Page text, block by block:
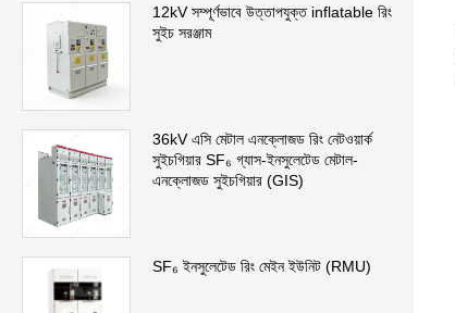
12kV সম্পূর্ণভাবে উত্তাপযুক্ত inflatable রিং
সুইচ সরঞ্জাম
36kV এসি মেটাল এনক্লোজড রিং নেটওয়ার্ক
সুইচগিয়ার SF₆ গ্যাস-ইনসুলেটেড মেটাল-
এনক্লোজড সুইচগিয়ার (GIS)
SF₆ ইনসুলেটেড রিং মেইন ইউনিট (RMU)